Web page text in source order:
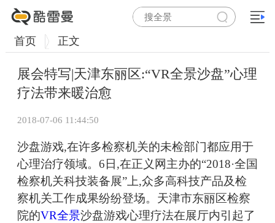
首页 正文
展会特写|天津东丽区:“VR全景沙盘”心理
疗法带来暖治愈
2018-07-06 11:44:50
沙盘游戏,在许多检察机关的未检部门都应用于
心理治疗领域。6日,在正义网主办的“2018·全国
检察机关科技装备展”上,众多高科技产品及检
察机关工作成果纷纷登场。天津市东丽区检察
院的VR全景沙盘游戏心理疗法在展厅内引起了